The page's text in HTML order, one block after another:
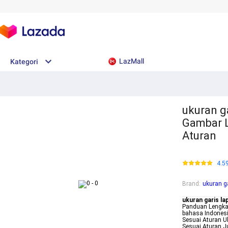
Kategori LazMall
ukuran
Gambar
Aturan
Brand : ukuran
ukuran garis
Panduan
bahasa
Sesuai Aturan